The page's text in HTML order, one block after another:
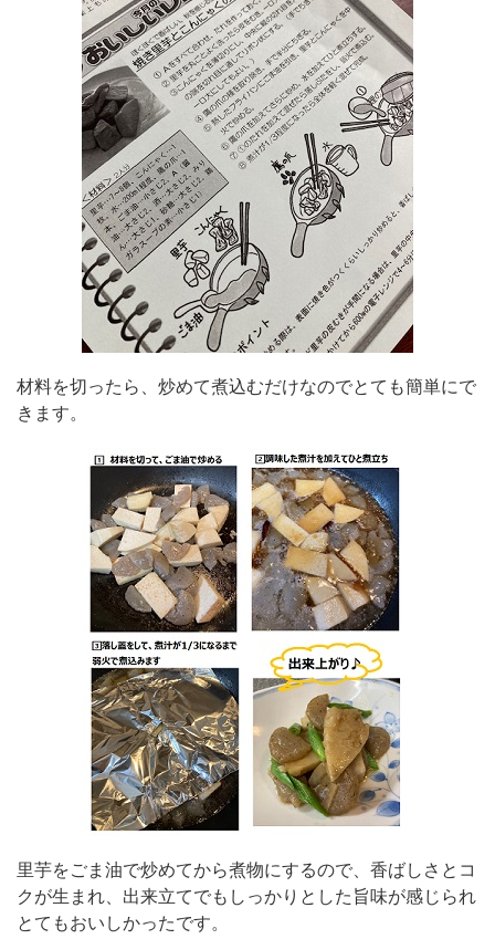
材料を切ったら、炒めて煮込むだけなのでとても簡単にで
きます。
里芋をごま油で炒めてから煮物にするので、香ばしさとコ
クが生まれ、出来立てでもしっかりとした旨味が感じられ
とてもおいしかったです。